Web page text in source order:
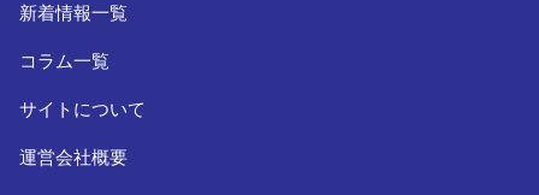
新着情報一覧
コラム一覧
サイトについて
運営会社概要